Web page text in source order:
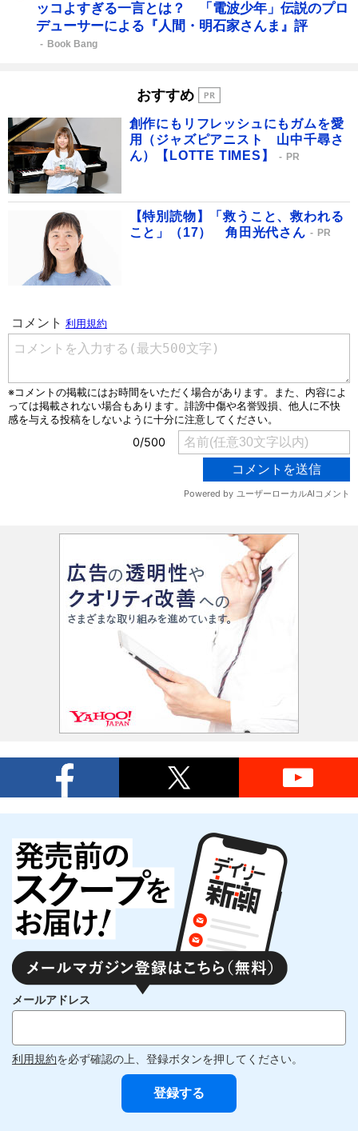
ッコよすぎる一言とは？ 「電波少年」伝説のプロ
デューサーによる『人間・明石家さんま』評
Book Bang
おすすめ
創作にもリフレッシュにもガムを愛
用（ジャズピアニスト 山中千尋さ
ん）【LOTTE TIMES】
PR
【特別読物】「救うこと、救われる
こと」（17） 角田光代さん
PR
メールアドレス
利用規約を必ず確認の上、登録ボタンを押してください。